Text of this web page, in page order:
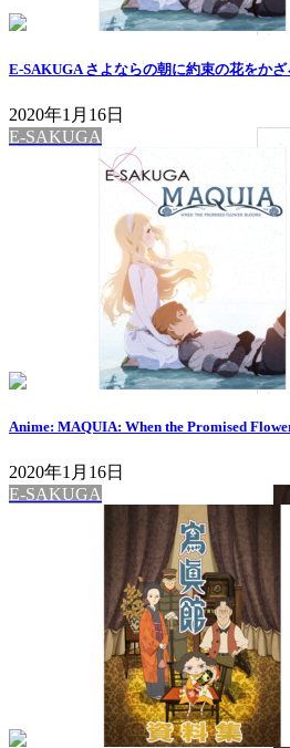
E-SAKUGA さよならの朝に約束の花をかざ
2020年1月16日
E-SAKUGA
Anime: MAQUIA: When the Promised
2020年1月16日
E-SAKUGA